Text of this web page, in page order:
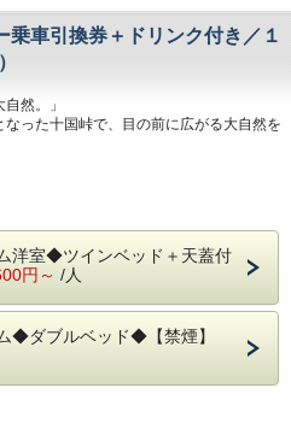
しです。
終入場 23:30）
終入場 10:00）
貸切露天風呂
0557-82-8111＞までお問い合わせくださ
は、ホテルよりご連絡いたします。（近
ングを お客様ご自身でご利用くださ
ームページのアクセス欄をご確認くだ
湯税）、200円（宿泊税）が別途大人の
す。
・洋を中心とした多彩な料理をご用意して
昇る朝日を肌で感じながら、夕食は幻想的
海を見ながらお召し上がりいただく夕食は
やピザ、カニもお楽しみいただけます。
（最終入場 20:00）
（最終入場 9:00）
ださいますようお願い申し上げます。
非ご堪能くださいませ。
乗車引換券＋ドリンク付き／１
然。」
なった十国峠で、目の前に広がる大自然を
味わえないひと時をご堪能ください。
期間は、チェックアウト日までとなりま
6211＞までお問い合わせください。
洋室◆ツインベッド＋天蓋付
円～ /人
ム◆ダブルベッド◆【禁煙】